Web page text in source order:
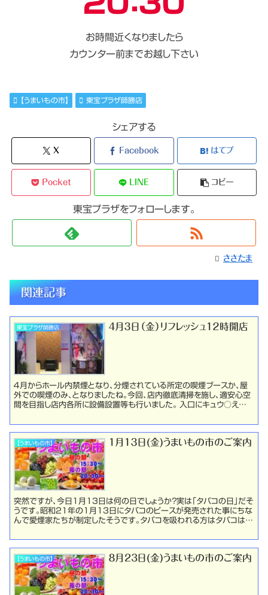
お時間近くなりましたら
カウンター前までお越し下さい
【うまいもの市】 東宝プラザ師勝店
シェアする
X Facebook はてブ
Pocket LINE コピー
東宝プラザをフォローします。
ささたま
関連記事
東宝プラザ師勝店 ４月３日（金）リフレッシュ１２時開店
４月からホール内禁煙となり、分煙されている所定の喫煙ブースか、屋
外での喫煙のみ、となりましたね。今回、店内徹底清掃を施し、適安心空
間を目指し店内各所に設備設置等も行いました。 入口にキュウ○え
【うまいもの市】 １月１３日(金)うまいもの市のご案内
突然ですが、今日1月13日は何の日でしょうか？実は「タバコの日」だそ
うです。昭和21年の1月13日にタバコのピースが発売された事にちな
んで愛煙家たちが制定したそうです。タバコを吸われる方はタバコはほ
【うまいもの市】 ８月23日(金)うまいもの市のご案内